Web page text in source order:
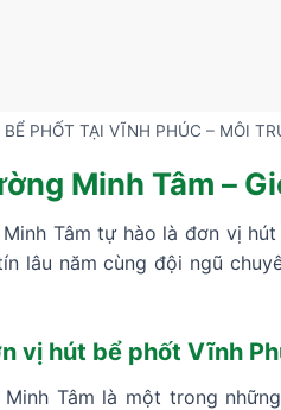
PHỐT TẠI VĨNH PHÚC – MÔI
Minh Tâm –
Tâm tự hào là đơn vị
lâu năm cùng đội ngũ
vị hút bể phốt Vĩnh
Minh Tâm là một trong